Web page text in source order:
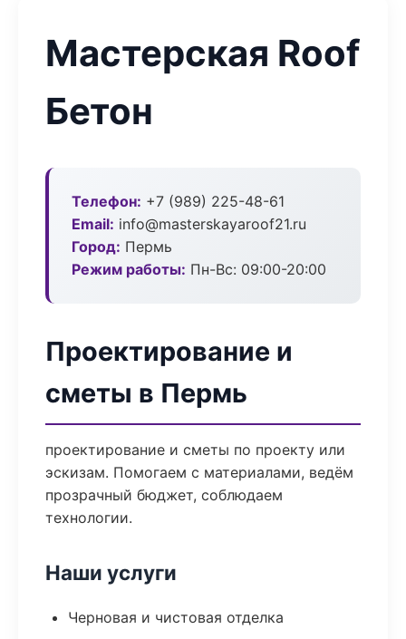
Мастерская Roof
Бетон
Телефон: +7 (989) 225-48-61
Email: info@masterskayaroof21.ru
Город: Пермь
Режим работы: Пн-Вс: 09:00-20:00
Проектирование и
сметы в Пермь
проектирование и сметы по проекту или
эскизам. Помогаем с материалами, ведём
прозрачный бюджет, соблюдаем
технологии.
Наши услуги
Черновая и чистовая отделка